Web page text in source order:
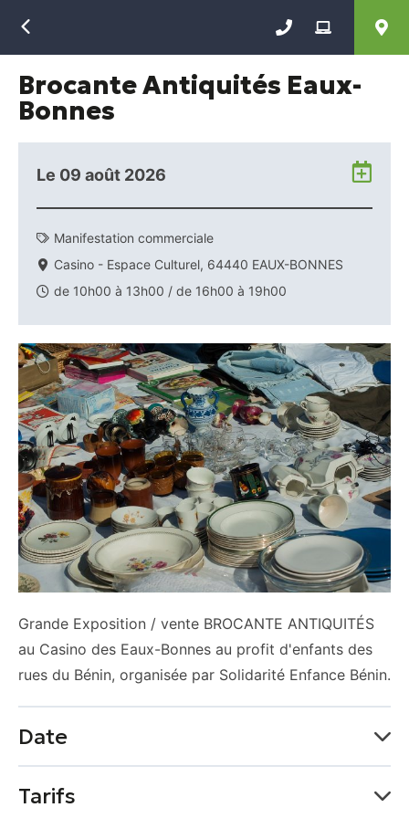
Brocante Antiquités Eaux-
Bonnes
Le 09 août 2026
Manifestation commerciale
Casino - Espace Culturel, 64440 EAUX-BONNES
de 10h00 à 13h00 / de 16h00 à 19h00
Grande Exposition / vente BROCANTE ANTIQUITÉS
au Casino des Eaux-Bonnes au profit d'enfants des
rues du Bénin, organisée par Solidarité Enfance Bénin.
Date
Tarifs